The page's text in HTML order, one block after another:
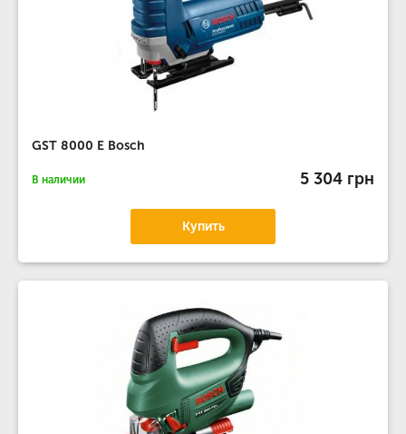
GST 8000 E Bosch
В наличии 5 304 грн
Купить